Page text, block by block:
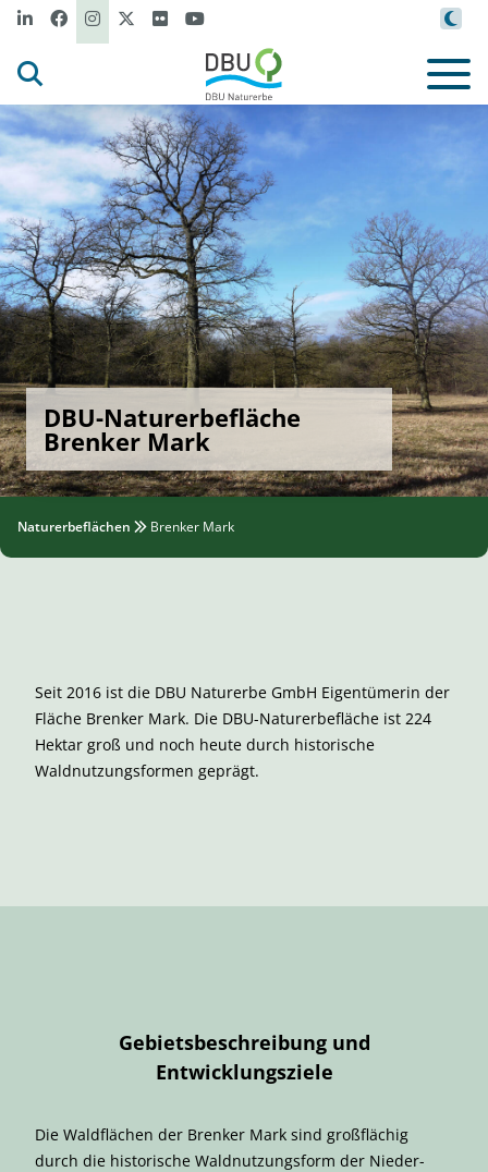
DBU-Naturerbefläche
Brenker Mark
Naturerbeflächen Brenker Mark
Seit 2016 ist die DBU Naturerbe GmbH Eigentümerin der
Fläche Brenker Mark. Die DBU-Naturerbefläche ist 224
Hektar groß und noch heute durch historische
Waldnutzungsformen geprägt.
Gebietsbeschreibung und
Entwicklungsziele
Die Waldflächen der Brenker Mark sind großflächig
durch die historische Waldnutzungsform der Nieder-